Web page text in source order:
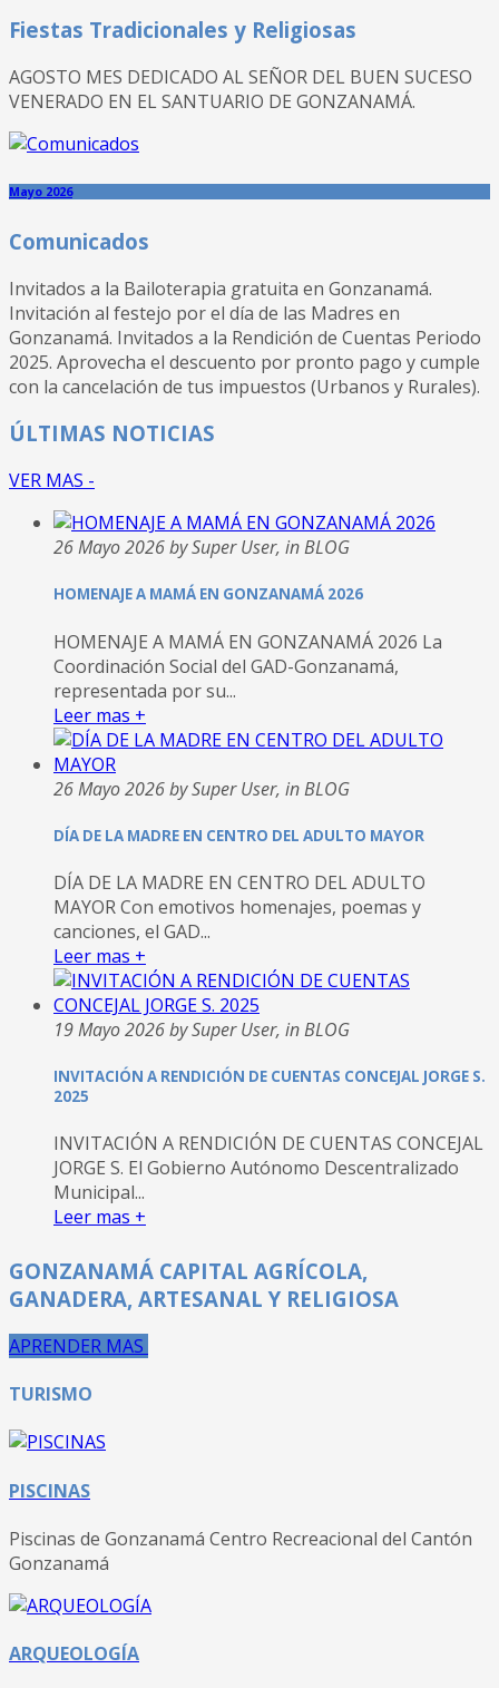
Fiestas Tradicionales y Religiosas
AGOSTO MES DEDICADO AL SEÑOR DEL BUEN SUCESO
VENERADO EN EL SANTUARIO DE GONZANAMÁ.
Mayo 2026
Comunicados
Invitados a la Bailoterapia gratuita en Gonzanamá.
Invitación al festejo por el día de las Madres en
Gonzanamá. Invitados a la Rendición de Cuentas Periodo
2025. Aprovecha el descuento por pronto pago y cumple
con la cancelación de tus impuestos (Urbanos y Rurales).
ÚLTIMAS NOTICIAS
VER MAS -
26 Mayo 2026 by Super User, in BLOG
HOMENAJE A MAMÁ EN GONZANAMÁ 2026
HOMENAJE A MAMÁ EN GONZANAMÁ 2026 La
Coordinación Social del GAD-Gonzanamá,
representada por su...
Leer mas +
26 Mayo 2026 by Super User, in BLOG
DÍA DE LA MADRE EN CENTRO DEL ADULTO MAYOR
DÍA DE LA MADRE EN CENTRO DEL ADULTO
MAYOR Con emotivos homenajes, poemas y
canciones, el GAD...
Leer mas +
19 Mayo 2026 by Super User, in BLOG
INVITACIÓN A RENDICIÓN DE CUENTAS CONCEJAL JORGE S.
2025
INVITACIÓN A RENDICIÓN DE CUENTAS CONCEJAL
JORGE S. El Gobierno Autónomo Descentralizado
Municipal...
Leer mas +
GONZANAMÁ CAPITAL AGRÍCOLA,
GANADERA, ARTESANAL Y RELIGIOSA
APRENDER MAS
TURISMO
PISCINAS
Piscinas de Gonzanamá Centro Recreacional del Cantón
Gonzanamá
ARQUEOLOGÍA